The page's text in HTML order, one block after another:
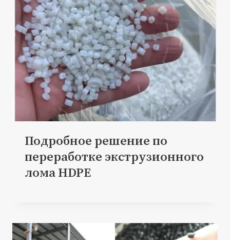
Подробное решение по
переработке экструзионного
лома HDPE